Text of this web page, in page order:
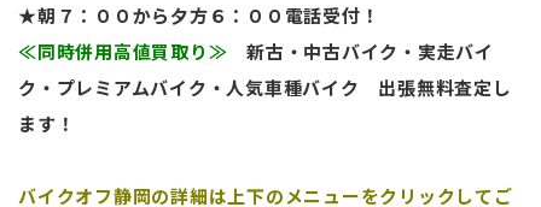
★朝７：００から夕方６：００電話受付！
≪同時併用高値買取り≫ 新古・中古バイク・実走バイ
ク・プレミアムバイク・人気車種バイク
出張無料査定し
ます！
バイクオフ静岡の詳細は上下のメニューをクリックしてご